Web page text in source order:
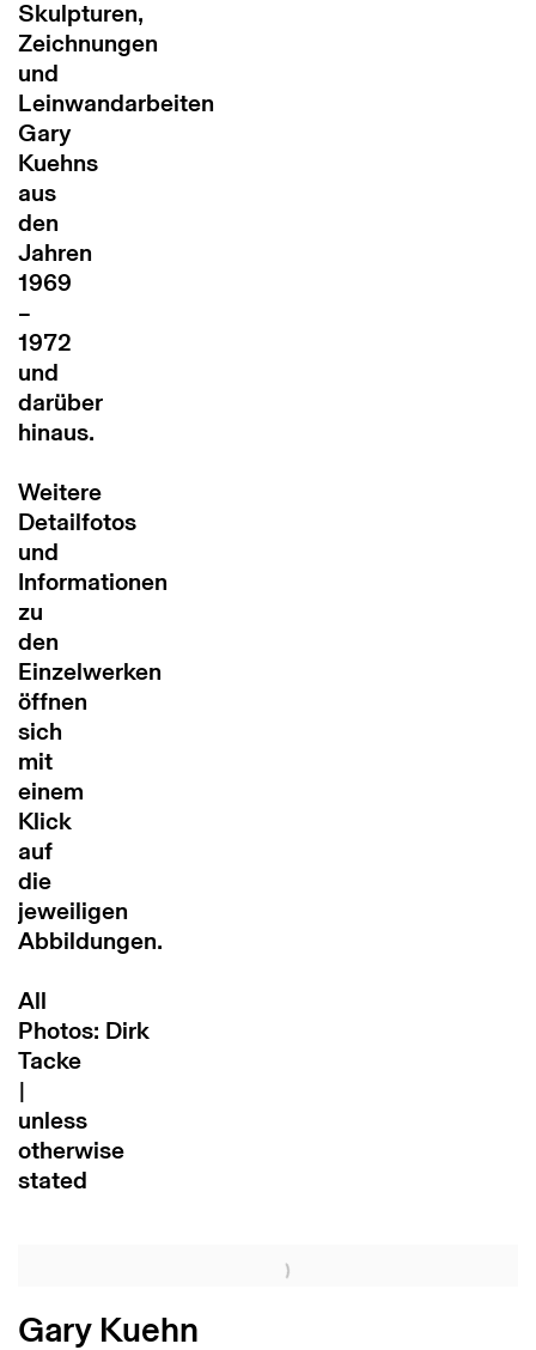
Skulpturen,
Zeichnungen
und
Leinwandarbeiten
Gary
Kuehns
aus
den
Jahren
1969
–
1972
und
darüber
hinaus.
Weitere
Detailfotos
und
Informationen
zu
den
Einzelwerken
öffnen
sich
mit
einem
Klick
auf
die
jeweiligen
Abbildungen.
All
Photos: Dirk
Tacke
unless
otherwise
stated
Gary Kuehn